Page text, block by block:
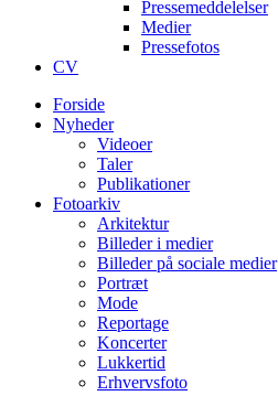
Pressemeddelelser
Medier
Pressefotos
CV
Forside
Nyheder
Videoer
Taler
Publikationer
Fotoarkiv
Arkitektur
Billeder i medier
Billeder på sociale medier
Portræt
Mode
Reportage
Koncerter
Lukkertid
Erhvervsfoto